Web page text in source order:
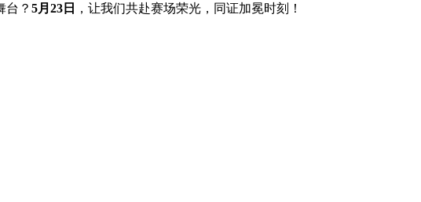
台？ 5月23日 ，让我们共赴赛场荣光，同证加冕时刻！